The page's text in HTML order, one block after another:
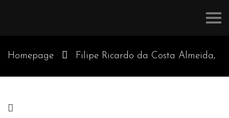
Homepage Filipe Ricardo da Costa Almeida,